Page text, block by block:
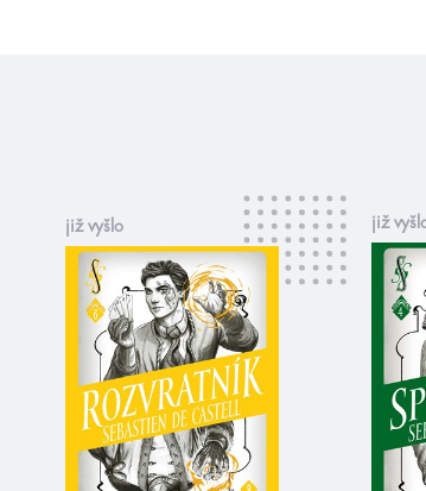
již vyšlo již